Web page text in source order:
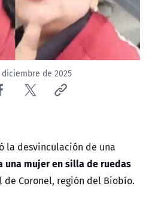
diciembre de 2025
la desvinculación de una
una mujer en silla de ruedas
Coronel, región del Biobío.